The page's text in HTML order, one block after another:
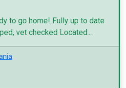
to go home! Fully up to date
vet checked Located...